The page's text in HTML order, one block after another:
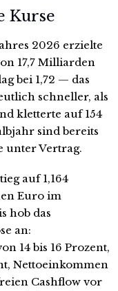
Kurse
2026 erzielte
17,7 Milliarden
bei 1,72 — das
schneller, als
kletterte auf 154
sind bereits
unter Vertrag.
auf 1,164
Euro im
hob das
an:
14 bis 16 Prozent,
Nettoeinkommen
Cashflow vor